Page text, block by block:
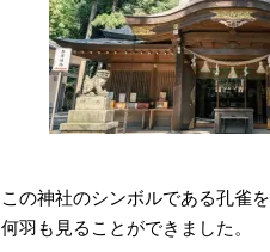
この神社のシンボルである孔雀を
何羽も見ることができました。